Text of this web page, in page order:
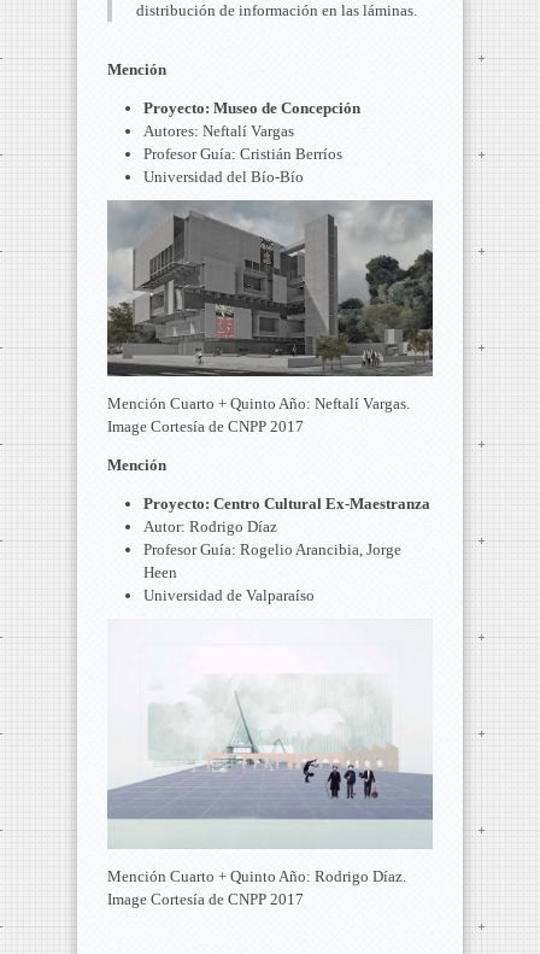
distribución de información en las láminas.
Mención
Proyecto: Museo de Concepción
Autores: Neftalí Vargas
Profesor Guía: Cristián Berríos
Universidad del Bío-Bío
Mención Cuarto + Quinto Año: Neftalí Vargas.
Image Cortesía de CNPP 2017
Mención
Proyecto: Centro Cultural Ex-Maestranza
Autor: Rodrigo Díaz
Profesor Guía: Rogelio Arancibia, Jorge
Heen
Universidad de Valparaíso
Mención Cuarto + Quinto Año: Rodrigo Díaz.
Image Cortesía de CNPP 2017